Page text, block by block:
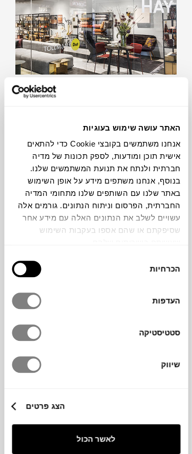
האתר עושה שימוש בעוגיות
אנחנו משתמשים בקובצי Cookie כדי להתאים
אישית תוכן ומודעות, לספק תכונות של מדיה
חברתית ולנתח את תנועת המשתמשים שלנו.
בנוסף, אנחנו משתפים מידע על אופן השימוש
באתר שלנו עם השותפים שלנו מתחומי המדיה
החברתית, הפרסום וניתוח הנתונים. גורמים אלה
עשויים לשלב את הנתונים האלה עם מידע אחר
שסיפקתם או שהם אספו בעקבות השימוש
הסכמה
הכרחיות
העדפות
סטטיסטיקה
שיווק
הצג פרטים
לאשר הכול
אבן גבירול 71, תל אביב
טלפון: 2483*
שלוחה 1 ואז שלוחה 3
למידע נוסף
Tollman's Dot Redesign
ו’: 14:00 – 09:00